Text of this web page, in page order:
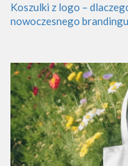
Koszulki z logo –
nowoczesnego